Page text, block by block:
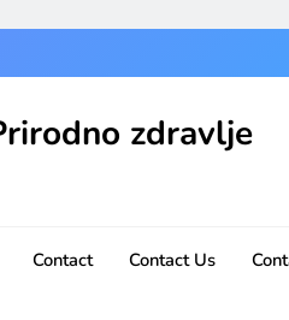
zdravlje
Contact Contact Us